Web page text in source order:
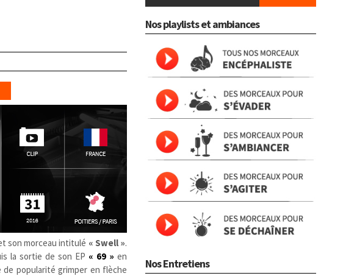
son morceau intitulé « Swell ».
la sortie de son EP « 69 » en
de popularité grimper en flèche
Nos playlists et ambiances
Nos Entretiens